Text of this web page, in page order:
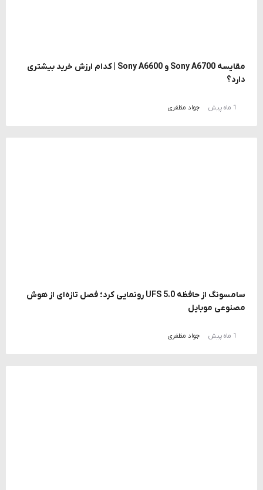
مقایسه Sony A6700 و Sony A6600 | کدام ارزش خرید بیشتری
دارد؟
1 ماه پیش جواد مظفری
سامسونگ از حافظه UFS 5.0 رونمایی کرد؛ فصل تازه‌ای از هوش
مصنوعی موبایل
1 ماه پیش جواد مظفری